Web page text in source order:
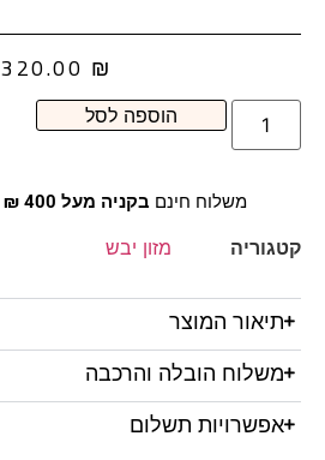
320.00 ₪
הוספה לסל
משלוח חינם בקניה מעל 400 ₪ (לא כולל ריהוט )
קטגוריה מזון יבש
תיאור המוצר
משלוח הובלה והרכבה
אפשרויות תשלום